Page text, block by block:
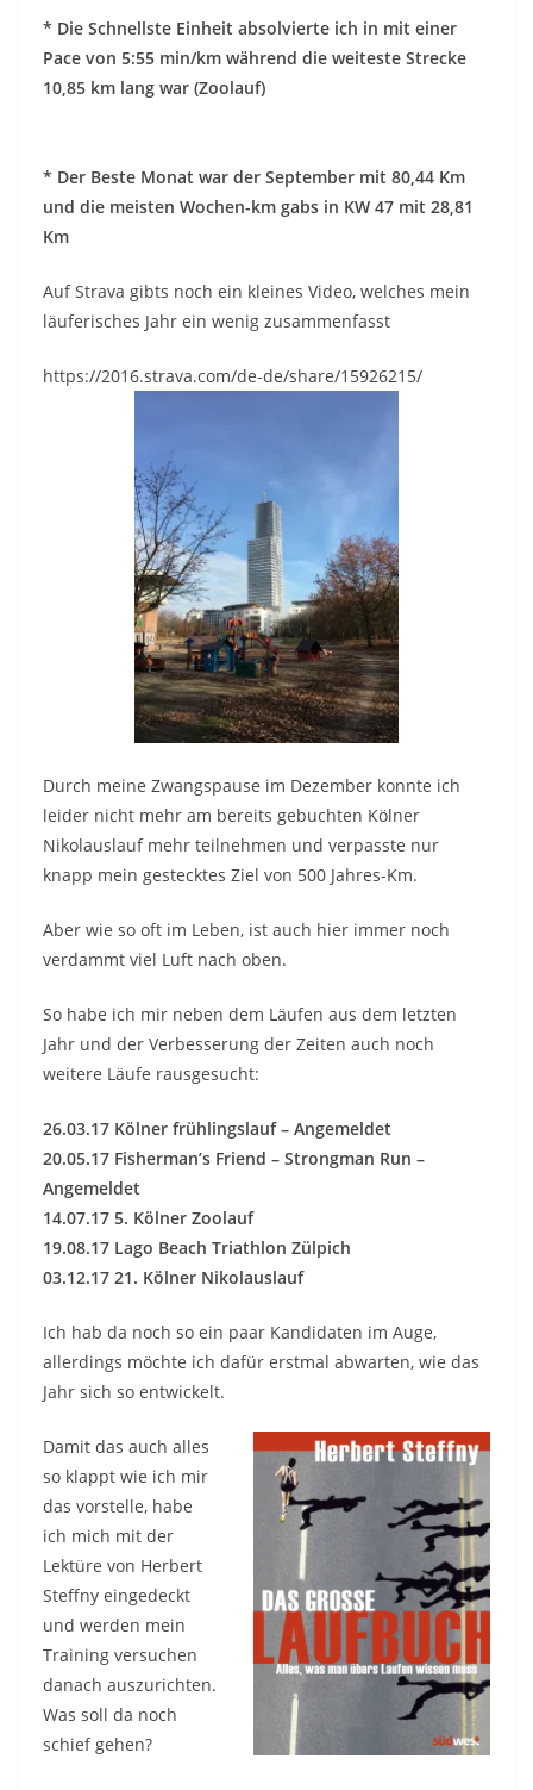
* Die Schnellste Einheit absolvierte ich in mit einer
Pace von 5:55 min/km während die weiteste Strecke
10,85 km lang war (Zoolauf)
* Der Beste Monat war der September mit 80,44 Km
und die meisten Wochen-km gabs in KW 47 mit 28,81
Km
Auf Strava gibts noch ein kleines Video, welches mein
läuferisches Jahr ein wenig zusammenfasst
https://2016.strava.com/de-de/share/15926215/
Durch meine Zwangspause im Dezember konnte ich
leider nicht mehr am bereits gebuchten Kölner
Nikolauslauf mehr teilnehmen und verpasste nur
knapp mein gestecktes Ziel von 500 Jahres-Km.
Aber wie so oft im Leben, ist auch hier immer noch
verdammt viel Luft nach oben.
So habe ich mir neben dem Läufen aus dem letzten
Jahr und der Verbesserung der Zeiten auch noch
weitere Läufe rausgesucht:
26.03.17 Kölner frühlingslauf – Angemeldet
20.05.17 Fisherman’s Friend – Strongman Run –
Angemeldet
14.07.17 5. Kölner Zoolauf
19.08.17 Lago Beach Triathlon Zülpich
03.12.17 21. Kölner Nikolauslauf
Ich hab da noch so ein paar Kandidaten im Auge,
allerdings möchte ich dafür erstmal abwarten, wie das
Jahr sich so entwickelt.
Damit das auch alles
so klappt wie ich mir
das vorstelle, habe
ich mich mit der
Lektüre von Herbert
Steffny eingedeckt
und werden mein
Training versuchen
danach auszurichten.
Was soll da noch
schief gehen?